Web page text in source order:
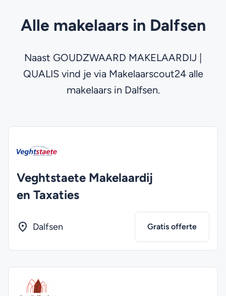
Alle makelaars in Dalfsen
Naast GOUDZWAARD MAKELAARDIJ |
QUALIS vind je via Makelaarscout24 alle
makelaars in Dalfsen.
Veghtstaete Makelaardij
en Taxaties
Dalfsen Gratis offerte